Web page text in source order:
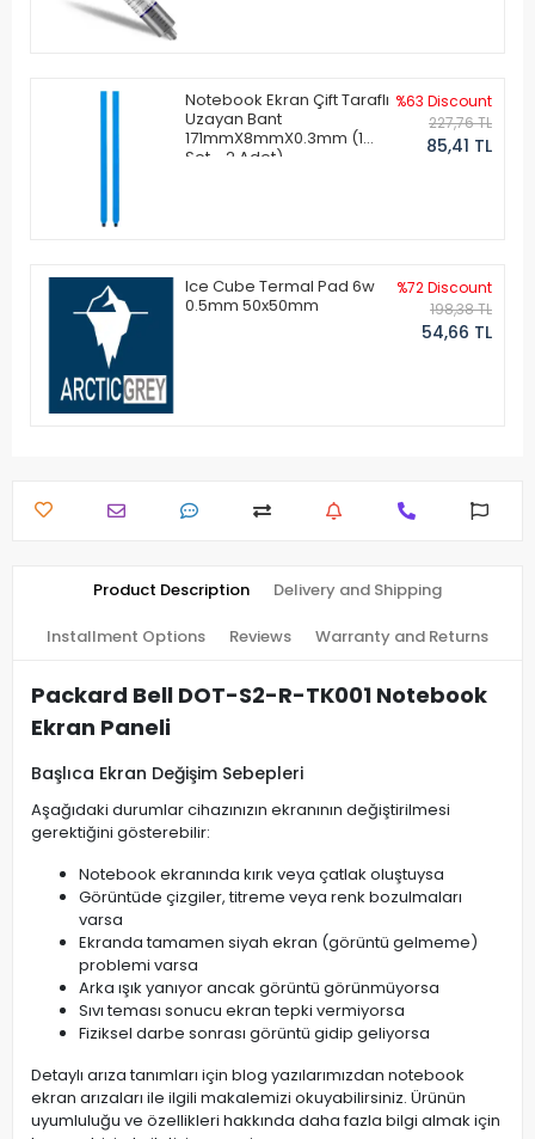
Notebook Ekran Çift Taraflı
Uzayan Bant
171mmX8mmX0.3mm (1
Set - 2 Adet)
%63 Discount
227,76 TL
85,41 TL
Ice Cube Termal Pad 6w
0.5mm 50x50mm
%72 Discount
198,38 TL
54,66 TL
Product Description Delivery and Shipping
Installment Options Reviews Warranty and Returns
Packard Bell DOT-S2-R-TK001 Notebook
Ekran Paneli
Başlıca Ekran Değişim Sebepleri
Aşağıdaki durumlar cihazınızın ekranının değiştirilmesi
gerektiğini gösterebilir:
Notebook ekranında kırık veya çatlak oluştuysa
Görüntüde çizgiler, titreme veya renk bozulmaları
varsa
Ekranda tamamen siyah ekran (görüntü gelmeme)
problemi varsa
Arka ışık yanıyor ancak görüntü görünmüyorsa
Sıvı teması sonucu ekran tepki vermiyorsa
Fiziksel darbe sonrası görüntü gidip geliyorsa
Detaylı arıza tanımları için blog yazılarımızdan notebook
ekran arızaları ile ilgili makalemizi okuyabilirsiniz. Ürünün
uyumluluğu ve özellikleri hakkında daha fazla bilgi almak için